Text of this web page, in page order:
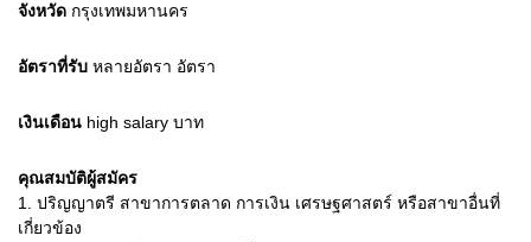
จังหวัด กรุงเทพมหานคร
อัตราที่รับ หลายอัตรา อัตรา
เงินเดือน high salary บาท
คุณสมบัติผู้สมัคร
1.
ปริญญาตรี สาขาการตลาด การเงิน เศรษฐศาสตร์ หรือสาขาอื่นที่
เกี่ยวข้อง